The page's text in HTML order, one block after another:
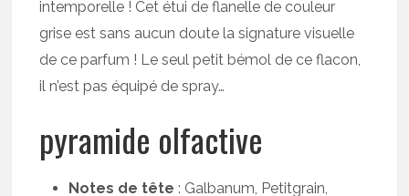
intemporelle ! Cet étui de flanelle de couleur
grise est sans aucun doute la signature visuelle
de ce parfum ! Le seul petit bémol de ce flacon,
il n’est pas équipé de spray…
pyramide olfactive
Notes de tête : Galbanum, Petitgrain,